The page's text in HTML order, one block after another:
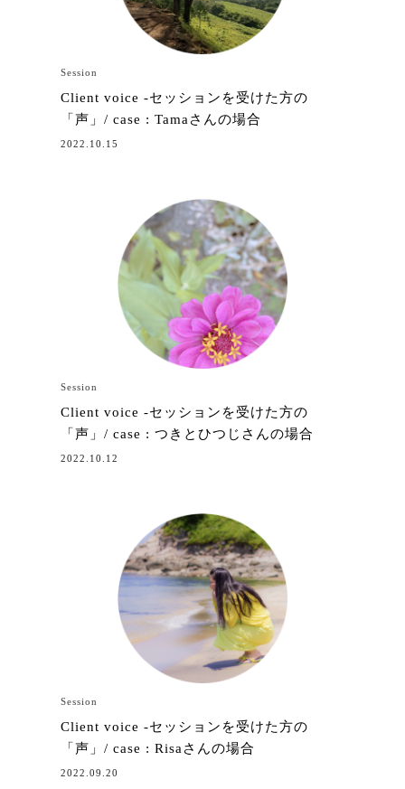
Session
Client voice -セッションを受けた方の
「声」/ case : Tamaさんの場合
2022.10.15
Session
Client voice -セッションを受けた方の
「声」/ case : つきとひつじさんの場合
2022.10.12
Session
Client voice -セッションを受けた方の
「声」/ case : Risaさんの場合
2022.09.20